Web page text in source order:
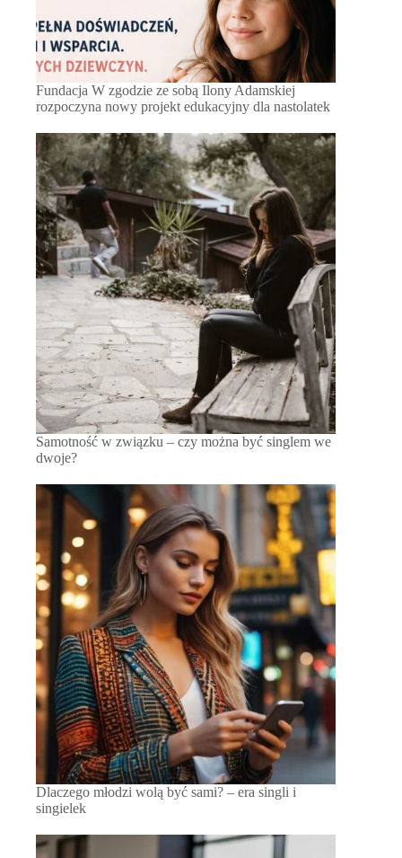
Fundacja W zgodzie ze sobą Ilony Adamskiej
rozpoczyna nowy projekt edukacyjny dla nastolatek
Samotność w związku – czy można być singlem we
dwoje?
Dlaczego młodzi wolą być sami? – era singli i
singielek